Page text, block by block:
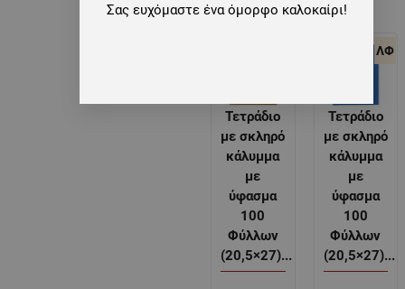
Τετράδιο
με σκληρό
κάλυμμα
με
ύφασμα
100
Φύλλων
(20,5×27)...
Τετράδιο
με σκληρό
κάλυμμα
με
ύφασμα
100
Φύλλων
(20,5×27)...
ΛΦ
Σας ευχόμαστε ένα όμορφο καλοκαίρι!